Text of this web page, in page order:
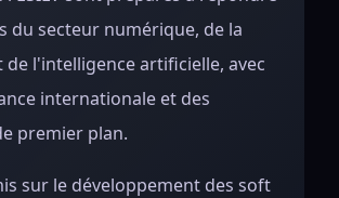
du secteur numérique, de la
de l'intelligence artificielle, avec
internationale et des
premier plan.
sur le développement des soft